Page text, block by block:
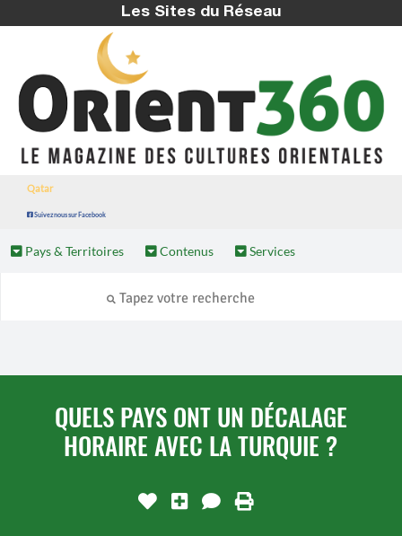
Les Sites du Réseau
Qatar
Suivez nous sur Facebook
Pays & Territoires Contenus Services
QUELS PAYS ONT UN DÉCALAGE
HORAIRE AVEC LA TURQUIE ?